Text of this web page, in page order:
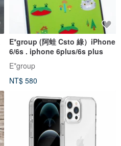
E*group (阿蛙 Csto 綠）iPhone
6/6s . iphone 6plus/6s plus
E*group
NT$ 580